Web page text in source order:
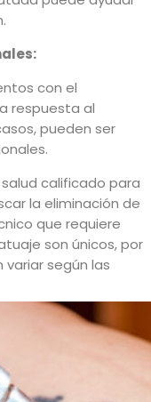
con el
respuesta al
pueden ser
calificado para
la eliminación de
que requiere
son únicos, por
según las